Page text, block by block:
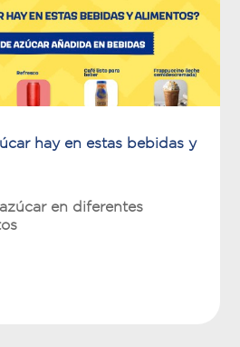
hay en estas bebidas y
en diferentes